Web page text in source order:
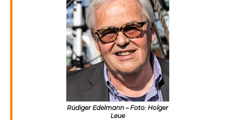
Rüdiger Edelmann – Foto: Holger
Leue